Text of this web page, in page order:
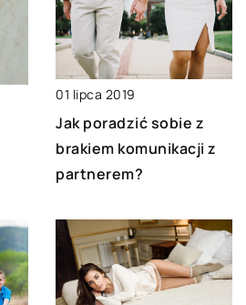
01 lipca 2019
Jak poradzić sobie z
brakiem komunikacji z
partnerem?